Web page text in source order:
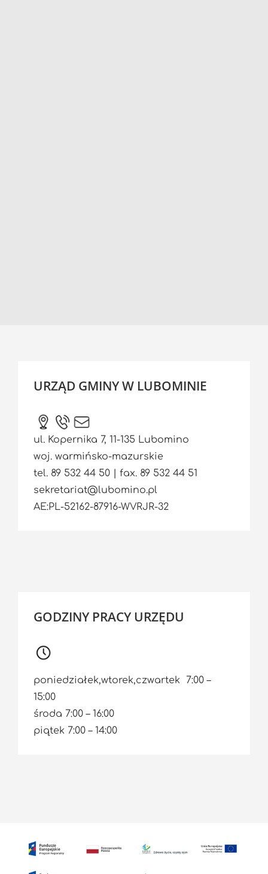
URZĄD GMINY W LUBOMINIE
ul. Kopernika 7, 11-135 Lubomino
woj. warmińsko-mazurskie
tel. 89 532 44 50 | fax. 89 532 44 51
sekretariat@lubomino.pl
AE:PL-52162-87916-WVRJR-32
GODZINY PRACY URZĘDU
poniedziałek,wtorek,czwartek 7:00 –
15:00
środa 7:00 – 16:00
piątek 7:00 – 14:00